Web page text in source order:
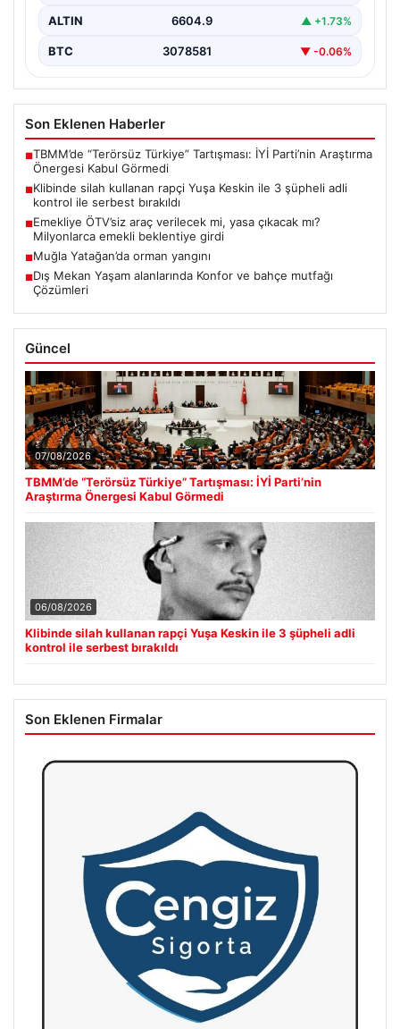
ALTIN 6604.9 ▲ +1.73%
BTC 3078581 ▼ -0.06%
Son Eklenen Haberler
■TBMM’de “Terörsüz Türkiye” Tartışması: İYİ Parti’nin Araştırma
Önergesi Kabul Görmedi
■Klibinde silah kullanan rapçi Yuşa Keskin ile 3 şüpheli adli
kontrol ile serbest bırakıldı
■Emekliye ÖTV’siz araç verilecek mi, yasa çıkacak mı?
Milyonlarca emekli beklentiye girdi
■Muğla Yatağan’da orman yangını
■Dış Mekan Yaşam alanlarında Konfor ve bahçe mutfağı
Çözümleri
Güncel
07/08/2026
TBMM’de “Terörsüz Türkiye” Tartışması: İYİ Parti’nin
Araştırma Önergesi Kabul Görmedi
06/08/2026
Klibinde silah kullanan rapçi Yuşa Keskin ile 3 şüpheli adli
kontrol ile serbest bırakıldı
Son Eklenen Firmalar